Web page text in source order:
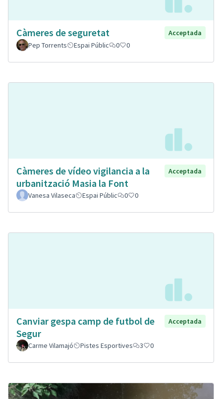
Càmeres de seguretat
Acceptada
Pep Torrents
Espai Públic 0 0
Càmeres de vídeo vigilancia a la
urbanització Masia la Font
Acceptada
Vanesa Vilaseca Espai Públic 0 0
Canviar gespa camp de futbol de
Segur
Acceptada
Carme Vilamajó Pistes Esportives 3 0